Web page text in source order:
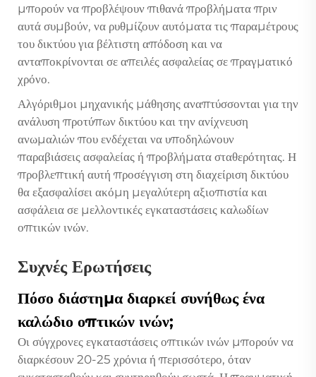
μπορούν να προβλέψουν πιθανά προβλήματα πριν
αυτά συμβούν, να ρυθμίζουν αυτόματα τις παραμέτρους
του δικτύου για βέλτιστη απόδοση και να
ανταποκρίνονται σε απειλές ασφαλείας σε πραγματικό
χρόνο.
Αλγόριθμοι μηχανικής μάθησης αναπτύσσονται για την
ανάλυση προτύπων δικτύου και την ανίχνευση
ανωμαλιών που ενδέχεται να υποδηλώνουν
παραβιάσεις ασφαλείας ή προβλήματα σταθερότητας. Η
προβλεπτική αυτή προσέγγιση στη διαχείριση δικτύου
θα εξασφαλίσει ακόμη μεγαλύτερη αξιοπιστία και
ασφάλεια σε μελλοντικές εγκαταστάσεις καλωδίων
οπτικών ινών.
Συχνές Ερωτήσεις
Πόσο διάστημα διαρκεί συνήθως ένα
καλώδιο οπτικών ινών;
Οι σύγχρονες εγκαταστάσεις οπτικών ινών μπορούν να
διαρκέσουν 20-25 χρόνια ή περισσότερο, όταν